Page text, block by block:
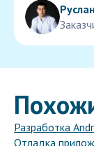
Руслан
Разработка
Отладка